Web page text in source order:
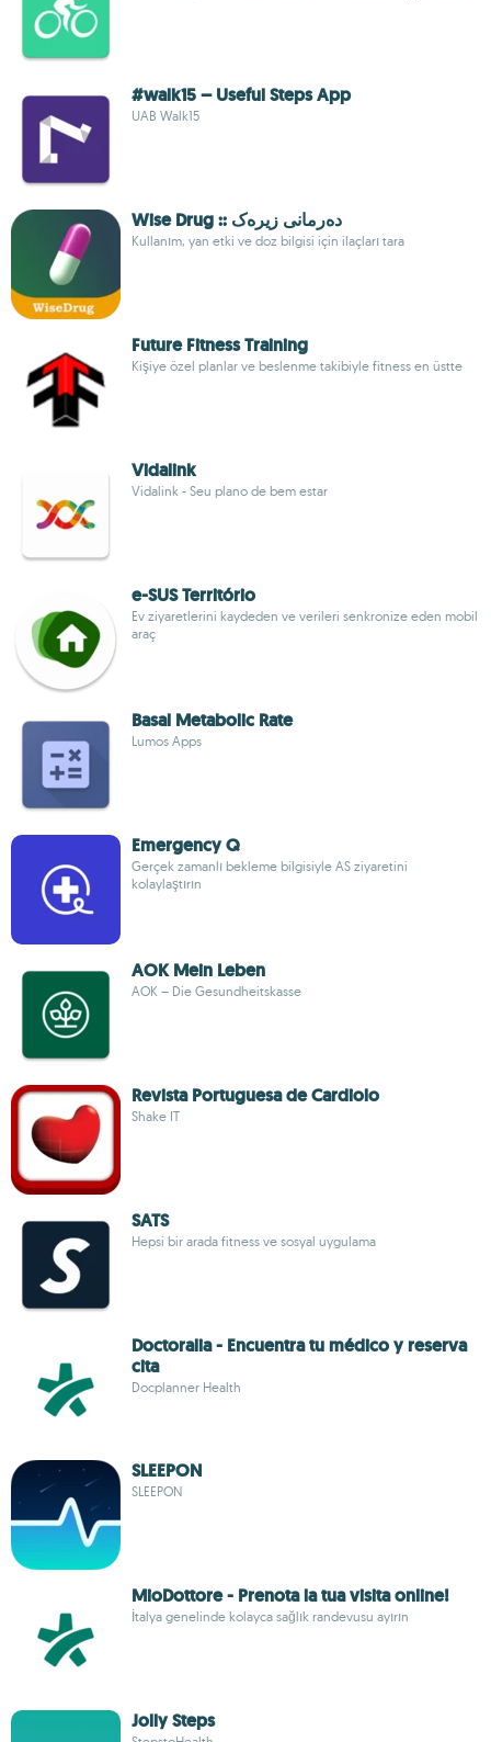
#walk15 – Useful Steps App
UAB Walk15
Wise Drug :: دەرمانی زیرەک
Kullanım, yan etki ve doz bilgisi için ilaçları tara
Future Fitness Training
Kişiye özel planlar ve beslenme takibiyle fitness en üstte
Vidalink
Vidalink - Seu plano de bem estar
e-SUS Território
Ev ziyaretlerini kaydeden ve verileri senkronize eden mobil
araç
Basal Metabolic Rate
Lumos Apps
Emergency Q
Gerçek zamanlı bekleme bilgisiyle AS ziyaretini
kolaylaştırın
AOK Mein Leben
AOK – Die Gesundheitskasse
Revista Portuguesa de Cardiolo
Shake IT
SATS
Hepsi bir arada fitness ve sosyal uygulama
Doctoralia - Encuentra tu médico y reserva
cita
Docplanner Health
SLEEPON
SLEEPON
MioDottore - Prenota la tua visita online!
İtalya genelinde kolayca sağlık randevusu ayırın
Jolly Steps